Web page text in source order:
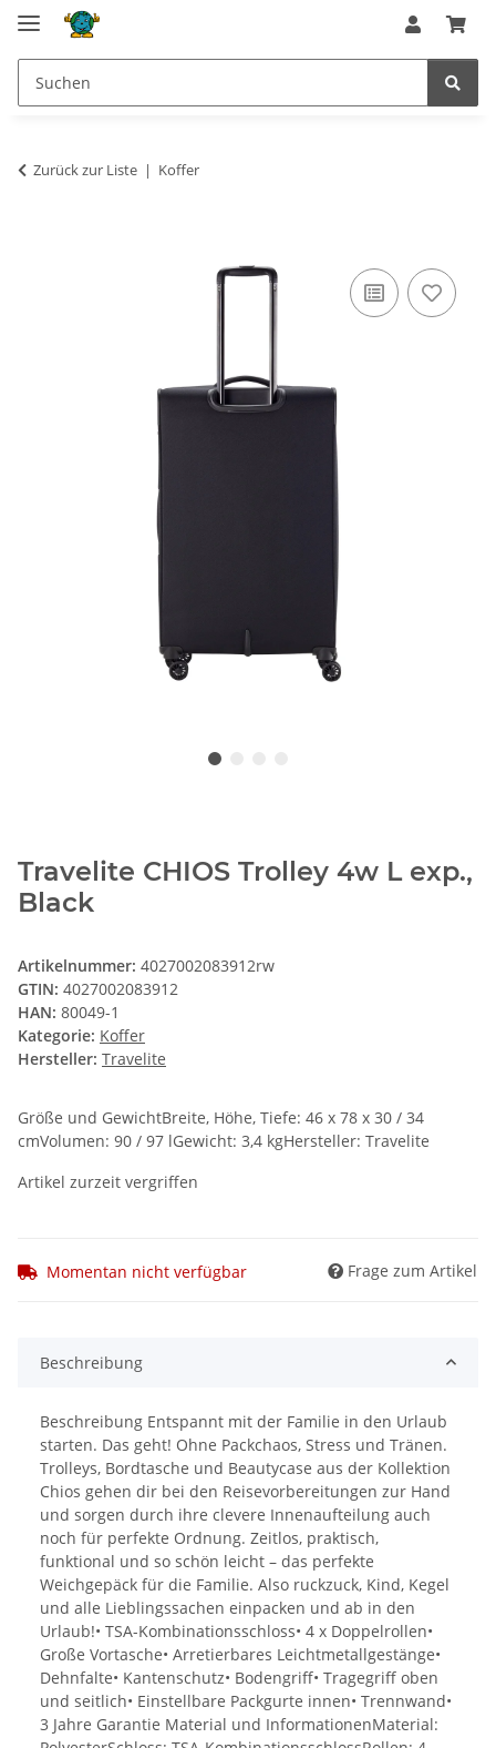
Zurück zur Liste Koffer
Travelite CHIOS Trolley 4w L exp.,
Black
Artikelnummer: 4027002083912rw
GTIN: 4027002083912
HAN: 80049-1
Kategorie: Koffer
Hersteller: Travelite
Größe und GewichtBreite, Höhe, Tiefe: 46 x 78 x 30 / 34
cmVolumen: 90 / 97 lGewicht: 3,4 kgHersteller: Travelite
Artikel zurzeit vergriffen
Momentan nicht verfügbar Frage zum Artikel
Beschreibung
Beschreibung Entspannt mit der Familie in den Urlaub
starten. Das geht! Ohne Packchaos, Stress und Tränen.
Trolleys, Bordtasche und Beautycase aus der Kollektion
Chios gehen dir bei den Reisevorbereitungen zur Hand
und sorgen durch ihre clevere Innenaufteilung auch
noch für perfekte Ordnung. Zeitlos, praktisch,
funktional und so schön leicht – das perfekte
Weichgepäck für die Familie. Also ruckzuck, Kind, Kegel
und alle Lieblingssachen einpacken und ab in den
Urlaub!• TSA-Kombinationsschloss• 4 x Doppelrollen•
Große Vortasche• Arretierbares Leichtmetallgestänge•
Dehnfalte• Kantenschutz• Bodengriff• Tragegriff oben
und seitlich• Einstellbare Packgurte innen• Trennwand•
3 Jahre Garantie Material und InformationenMaterial: